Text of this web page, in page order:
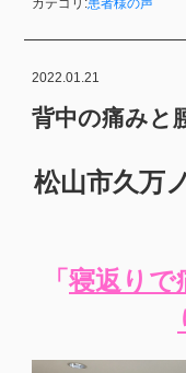
カテゴリ:患者様の声
2022.01.21
背中の痛みと
松山市久万
「寝返りで